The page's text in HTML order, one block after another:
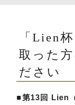
「Lien
取った
ださい
■第13回 Lien